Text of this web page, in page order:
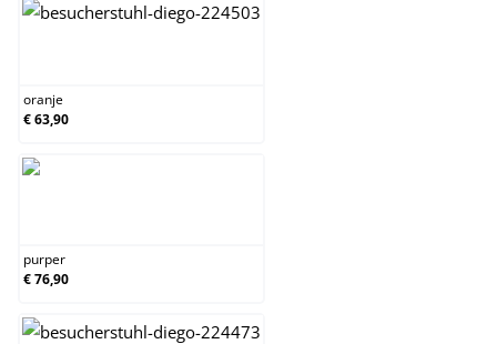
oranje
€ 63,90
purper
€ 76,90